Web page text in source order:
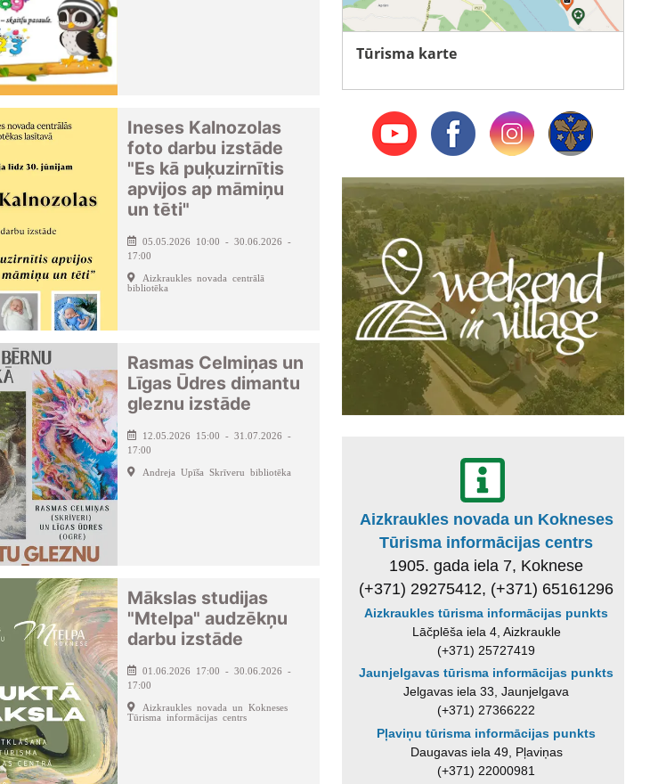
Ineses Kalnozolas
foto darbu izstāde
"Es kā puķuzirnītis
apvijos ap māmiņu
un tēti"
05.05.2026 10:00 - 30.06.2026 -
17:00
Aizkraukles novada centrālā
bibliotēka
Rasmas Celmiņas un
Līgas Ūdres dimantu
gleznu izstāde
12.05.2026 15:00 - 31.07.2026 -
17:00
Andreja Upīša Skrīveru bibliotēka
Mākslas studijas
"Mtelpa" audzēkņu
darbu izstāde
01.06.2026 17:00 - 30.06.2026 -
17:00
Aizkraukles novada un Kokneses
Tūrisma informācijas centrs
Tūrisma karte
Aizkraukles novada un Kokneses
Tūrisma informācijas centrs
1905. gada iela 7, Koknese
(+371) 29275412, (+371) 65161296
Aizkraukles tūrisma informācijas punkts
Lāčplēša iela 4, Aizkraukle
(+371) 25727419
Jaunjelgavas tūrisma informācijas punkts
Jelgavas iela 33, Jaunjelgava
(+371) 27366222
Pļaviņu tūrisma informācijas punkts
Daugavas iela 49, Pļaviņas
(+371) 22000981